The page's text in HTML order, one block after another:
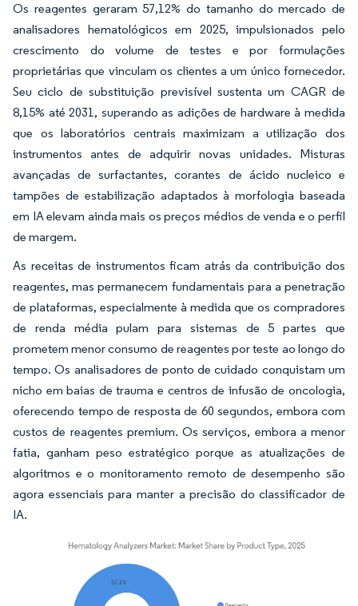
Os reagentes geraram 57,12% do tamanho do mercado de
analisadores hematológicos em 2025, impulsionados pelo
crescimento do volume de testes e por formulações
proprietárias que vinculam os clientes a um único fornecedor.
Seu ciclo de substituição previsível sustenta um CAGR de
8,15% até 2031, superando as adições de hardware à medida
que os laboratórios centrais maximizam a utilização dos
instrumentos antes de adquirir novas unidades. Misturas
avançadas de surfactantes, corantes de ácido nucleico e
tampões de estabilização adaptados à morfologia baseada
em IA elevam ainda mais os preços médios de venda e o perfil
de margem.
As receitas de instrumentos ficam atrás da contribuição dos
reagentes, mas permanecem fundamentais para a penetração
de plataformas, especialmente à medida que os compradores
de renda média pulam para sistemas de 5 partes que
prometem menor consumo de reagentes por teste ao longo do
tempo. Os analisadores de ponto de cuidado conquistam um
nicho em baias de trauma e centros de infusão de oncologia,
oferecendo tempo de resposta de 60 segundos, embora com
custos de reagentes premium. Os serviços, embora a menor
fatia, ganham peso estratégico porque as atualizações de
algoritmos e o monitoramento remoto de desempenho são
agora essenciais para manter a precisão do classificador de
IA.